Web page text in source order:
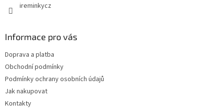
ireminkycz
Informace pro vás
Doprava a platba
Obchodní podmínky
Podmínky ochrany osobních údajů
Jak nakupovat
Kontakty